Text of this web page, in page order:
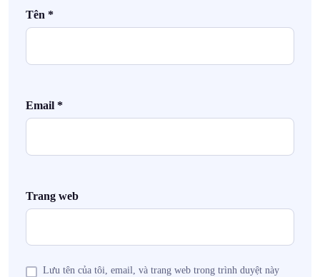
Tên *
Email *
Trang web
Lưu tên của tôi, email, và trang web trong trình duyệt này